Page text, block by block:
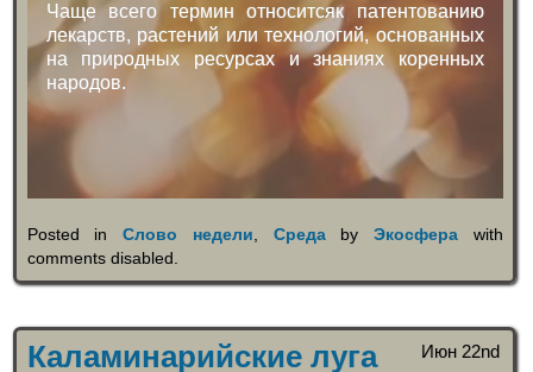
Чаще всего термин относитсяк патентованию
лекарств, растений или технологий, основанных
на природных ресурсах и знаниях коренных
народов.
Posted inСлово недели, СредаbyЭкосфера with
comments disabled.
Июн 22nd
Каламинарийские луга